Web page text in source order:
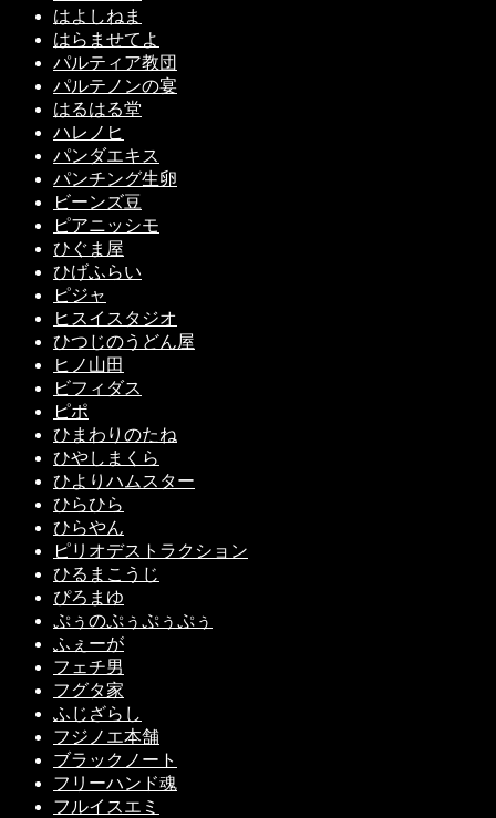
はよしねま
はらませてよ
パルティア教団
パルテノンの宴
はるはる堂
ハレノヒ
パンダエキス
パンチング生卵
ビーンズ豆
ピアニッシモ
ひぐま屋
ひげふらい
ピジャ
ヒスイスタジオ
ひつじのうどん屋
ヒノ山田
ビフィダス
ピポ
ひまわりのたね
ひやしまくら
ひよりハムスター
ひらひら
ひらやん
ピリオデストラクション
ひるまこうじ
ぴろまゆ
ぷぅのぷぅぷぅぷぅ
ふぇーが
フェチ男
フグタ家
ふじざらし
フジノエ本舗
ブラックノート
フリーハンド魂
フルイスエミ